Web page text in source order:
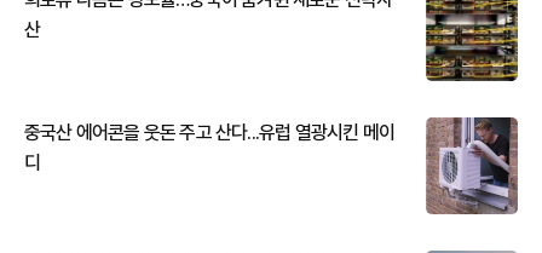
산
중국산 에어콘을 웃돈 주고 산다...유럽 열광시킨 메이
디